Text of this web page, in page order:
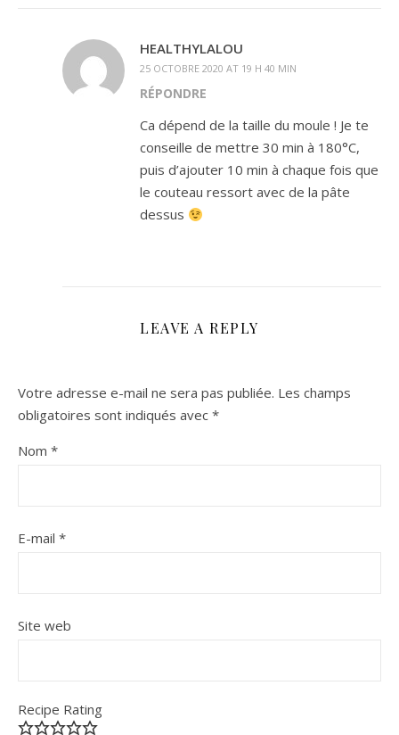
HEALTHYLALOU
25 OCTOBRE 2020 AT 19 H 40 MIN
RÉPONDRE
Ca dépend de la taille du moule ! Je te
conseille de mettre 30 min à 180°C,
puis d’ajouter 10 min à chaque fois que
le couteau ressort avec de la pâte
dessus
LEAVE A REPLY
Votre adresse e-mail ne sera pas publiée. Les champs
obligatoires sont indiqués avec *
Nom *
E-mail *
Site web
Recipe Rating